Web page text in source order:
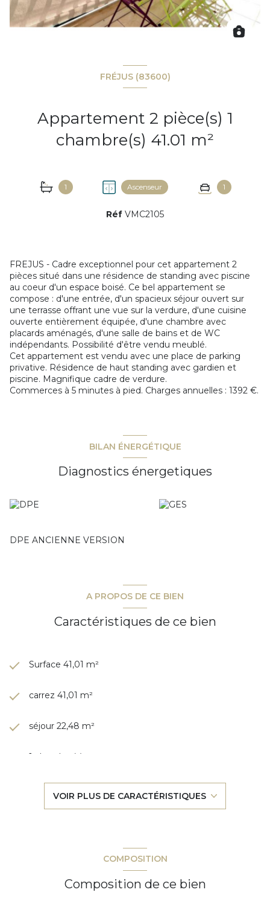
FRÉJUS (83600)
Appartement 2 pièce(s) 1
chambre(s) 41.01 m²
1 Ascenseur 1
Réf VMC2105
FREJUS - Cadre exceptionnel pour cet appartement 2
pièces situé dans une résidence de standing avec piscine
au coeur d'un espace boisé. Ce bel appartement se
compose : d'une entrée, d'un spacieux séjour ouvert sur
une terrasse offrant une vue sur la verdure, d'une cuisine
ouverte entièrement équipée, d'une chambre avec
placards aménagés, d'une salle de bains et de WC
indépendants. Possibilité d'être vendu meublé.
Cet appartement est vendu avec une place de parking
privative. Résidence de haut standing avec gardien et
piscine. Magnifique cadre de verdure.
Commerces à 5 minutes à pied. Charges annuelles : 1392 €.
BILAN ÉNERGÉTIQUE
Diagnostics énergetiques
DPE ANCIENNE VERSION
A PROPOS DE CE BIEN
Caractéristiques de ce bien
Surface 41,01 m²
carrez 41,01 m²
séjour 22,48 m²
1 chambre(s)
cuisine américaine (équipée)
Chauffage individuel : radiateur (electrique)
VOIR PLUS DE CARACTÉRISTIQUES
COMPOSITION
Composition de ce bien